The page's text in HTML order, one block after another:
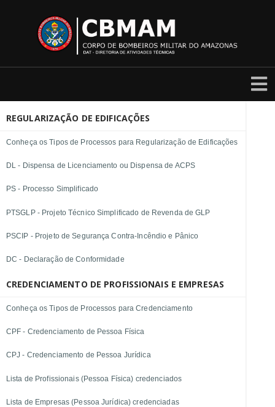
REGULARIZAÇÃO DE EDIFICAÇÕES
Conheça os Tipos de Processos para Regularização de Edificações
DL - Dispensa de Licenciamento ou Dispensa de ACPS
PS - Processo Simplificado
PTSGLP - Projeto Técnico Simplificado de Revenda de GLP
PSCIP - Projeto de Segurança Contra-Incêndio e Pânico
DC - Declaração de Conformidade
CREDENCIAMENTO DE PROFISSIONAIS E EMPRESAS
Conheça os Tipos de Processos para Credenciamento
CPF - Credenciamento de Pessoa Física
CPJ - Credenciamento de Pessoa Jurídica
Lista de Profissionais (Pessoa Física) credenciados
Lista de Empresas (Pessoa Jurídica) credenciadas